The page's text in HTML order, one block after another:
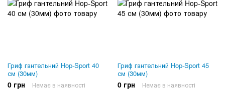
Гриф гантельний Hop-Sport 40
см (30мм)
0 грн Немає в наявності
Гриф гантельний Hop-Sport 45
см (30мм)
0 грн Немає в наявності